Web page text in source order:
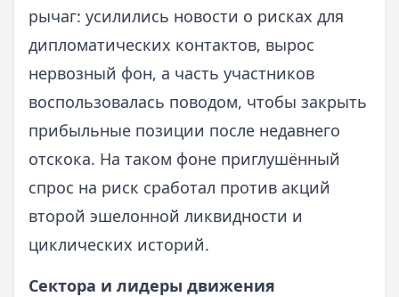
рычаг: усилились новости о рисках для
дипломатических контактов, вырос
нервозный фон, а часть участников
воспользовалась поводом, чтобы закрыть
прибыльные позиции после недавнего
отскока. На таком фоне приглушённый
спрос на риск сработал против акций
второй эшелонной ликвидности и
циклических историй.
Сектора и лидеры движения